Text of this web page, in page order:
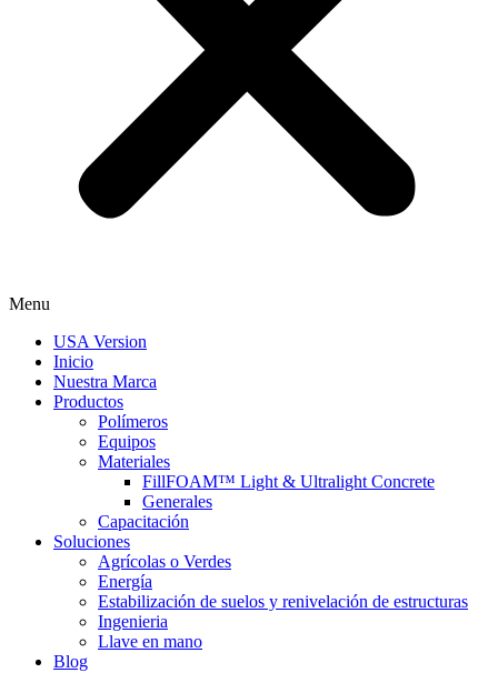
Menu
USA Version
Inicio
Nuestra Marca
Productos
Polímeros
Equipos
Materiales
FillFOAM™ Light & Ultralight Concrete
Generales
Capacitación
Soluciones
Agrícolas o Verdes
Energía
Estabilización de suelos y renivelación de estructuras
Ingenieria
Llave en mano
Blog